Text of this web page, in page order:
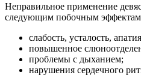
Неправильное применение
следующим побочным
слабость, усталость,
повышенное
проблемы с дыханием;
нарушения сердечного